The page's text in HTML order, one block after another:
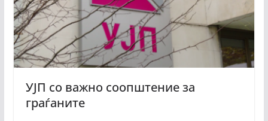
УЈП со важно соопштение за
граѓаните